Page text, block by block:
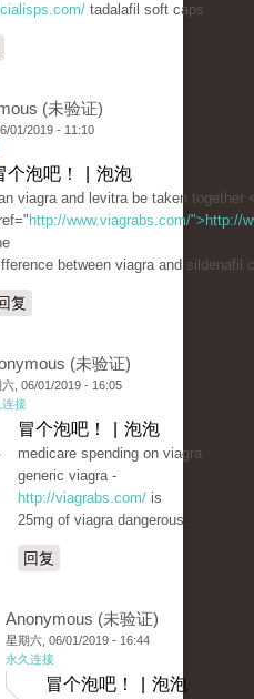
tadalafil soft caps
(未验证)
01/2019 - 11:10
个泡吧！ | 泡泡
viagra and levitra be taken together
http://www.viagrabs.com/">http://
between viagra and sildenafil
复
(未验证)
, 06/01/2019 - 16:05
连接
冒个泡吧！ | 泡泡
medicare spending on viagra
generic viagra -
http://viagrabs.com/ is
25mg of viagra dangerous.
回复
Anonymous (未验证)
星期六, 06/01/2019 - 16:44
永久连接
冒个泡吧！ | 泡泡